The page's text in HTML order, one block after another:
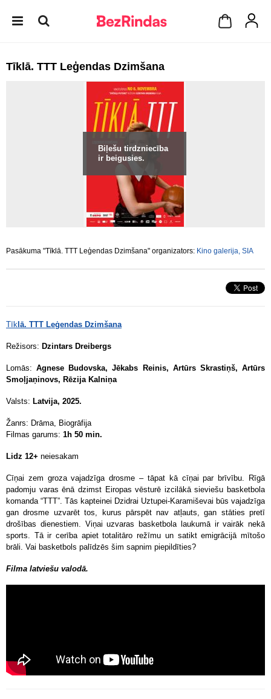
Tīklā. TTT Leģendas Dzimšana
Biļešu tirdzniecība
ir beigusies.
Pasākuma "Tīklā. TTT Leģendas Dzimšana" organizators: Kino galerija, SIA
Tīk lā. TTT Leģendas Dzimšana
Režisors: Dzintars Dreibergs
Lomās: Agnese Budovska, Jēkabs Reinis, Artūrs Skrastiņš, Artūrs
Smoļjaņinovs, Rēzija Kalniņa
Valsts: Latvija, 2025.
Žanrs: Drāma, Biogrāfija
Filmas garums: 1h 50 min.
Lidz 12+ neiesakam
Cīņai zem groza vajadzīga drosme – tāpat kā cīņai par brīvību. Rīgā
padomju varas ēnā dzimst Eiropas vēsturē izcilākā sieviešu basketbola
komanda “TTT”. Tās kapteinei Dzidrai Uztupei-Karamiševai būs vajadzīga
gan drosme uzvarēt tos, kurus pārspēt nav atļauts, gan stāties pretī
drošības dienestiem. Viņai uzvaras basketbola laukumā ir vairāk nekā
sports. Tā ir cerība apiet totalitāro režīmu un satikt emigrācijā mītošo
brāli. Vai basketbols palīdzēs šim sapnim piepildīties?
Filma latviešu valodā.